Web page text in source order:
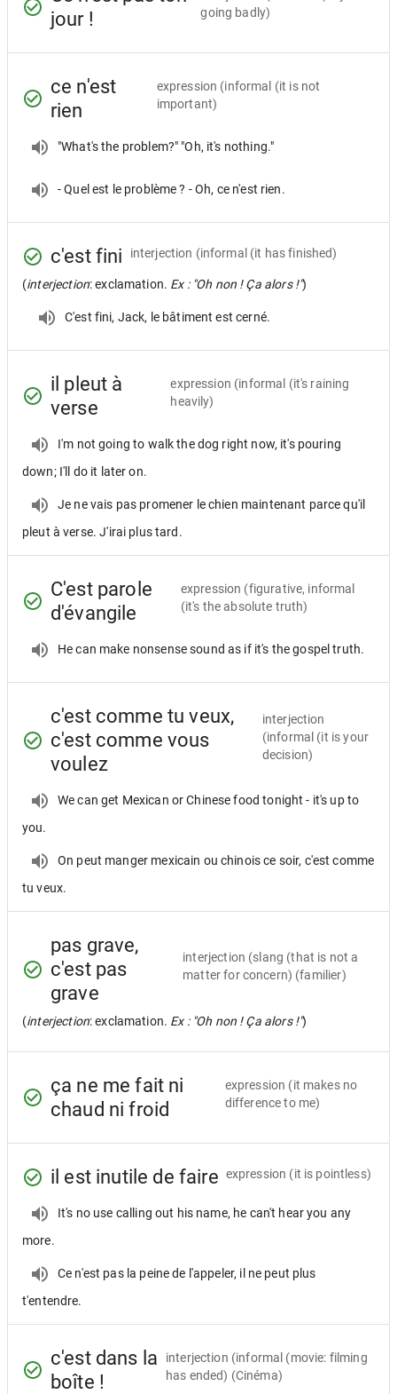
jour !
going badly)
ce n'est
rien
expression (informal (it is not
important)
"What's the problem?" "Oh, it's nothing."
- Quel est le problème ? - Oh, ce n'est rien.
c'est fini interjection (informal (it has finished)
(interjection: exclamation. Ex : "Oh non ! Ça alors !")
C'est fini, Jack, le bâtiment est cerné.
il pleut à
verse
expression (informal (it's raining
heavily)
I'm not going to walk the dog right now, it's pouring
down; I'll do it later on.
Je ne vais pas promener le chien maintenant parce qu'il
pleut à verse. J'irai plus tard.
C'est parole
d'évangile
expression (figurative, informal
(it's the absolute truth)
He can make nonsense sound as if it's the gospel truth.
c'est comme tu veux,
c'est comme vous
voulez
interjection
(informal (it is your
decision)
We can get Mexican or Chinese food tonight - it's up to
you.
On peut manger mexicain ou chinois ce soir, c'est comme
tu veux.
pas grave,
c'est pas
grave
interjection (slang (that is not a
matter for concern) (familier)
(interjection: exclamation. Ex : "Oh non ! Ça alors !")
ça ne me fait ni
chaud ni froid
expression (it makes no
difference to me)
il est inutile de faire expression (it is pointless)
It's no use calling out his name, he can't hear you any
more.
Ce n'est pas la peine de l'appeler, il ne peut plus
t'entendre.
c'est dans la
boîte !
interjection (informal (movie: filming
has ended) (Cinéma)